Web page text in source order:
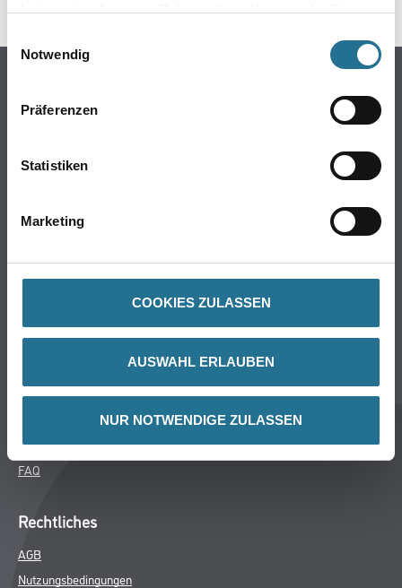
haben oder die sie im Rahmen Ihrer Nutzung der Dienste
Notwendig
Präferenzen
Statistiken
Marketing
COOKIES ZULASSEN
AUSWAHL ERLAUBEN
NUR NOTWENDIGE ZULASSEN
Farbe
Trockenbau
Wand- & Deckenbeläge
Werkzeug & Maschinen
Verbrauchsmaterialien
CMS Gruppe Company
Aktuelles
Karriere
FAQ
Rechtliches
AGB
Nutzungsbedingungen